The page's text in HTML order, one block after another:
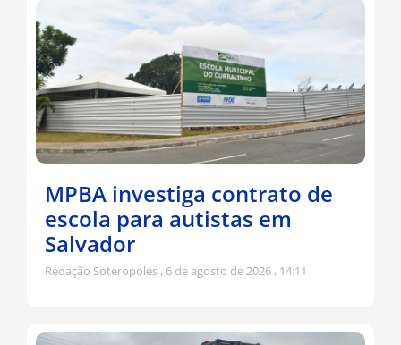
MPBA investiga contrato de
escola para autistas em
Salvador
Redação Soteropoles 6 de agosto de 2026 14:11